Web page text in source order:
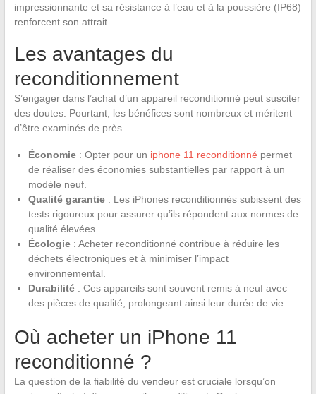
impressionnante et sa résistance à l’eau et à la poussière (IP68)
renforcent son attrait.
Les avantages du
reconditionnement
S’engager dans l’achat d’un appareil reconditionné peut susciter
des doutes. Pourtant, les bénéfices sont nombreux et méritent
d’être examinés de près.
Économie: Opter pour un iphone 11 reconditionné permet
de réaliser des économies substantielles par rapport à un
modèle neuf.
Qualité garantie: Les iPhones reconditionnés subissent des
tests rigoureux pour assurer qu’ils répondent aux normes de
qualité élevées.
Écologie: Acheter reconditionné contribue à réduire les
déchets électroniques et à minimiser l’impact
environnemental.
Durabilité: Ces appareils sont souvent remis à neuf avec
des pièces de qualité, prolongeant ainsi leur durée de vie.
Où acheter un iPhone 11
reconditionné ?
La question de la fiabilité du vendeur est cruciale lorsqu’on